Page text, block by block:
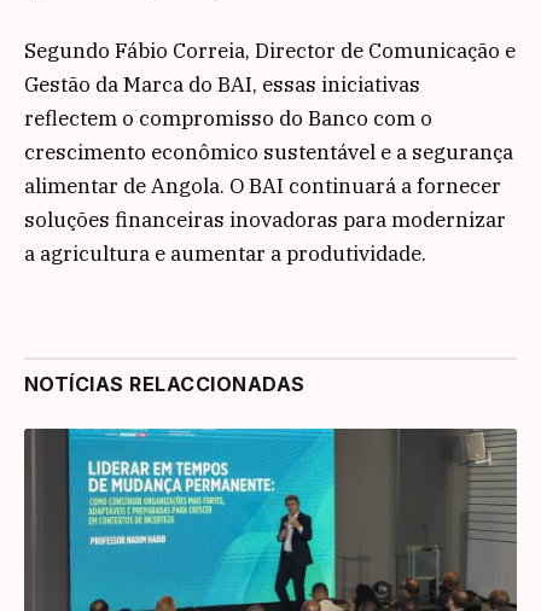
Segundo Fábio Correia, Director de Comunicação e
Gestão da Marca do BAI, essas iniciativas
reflectem o compromisso do Banco com o
crescimento econômico sustentável e a segurança
alimentar de Angola. O BAI continuará a fornecer
soluções financeiras inovadoras para modernizar
a agricultura e aumentar a produtividade.
NOTÍCIAS RELACCIONADAS